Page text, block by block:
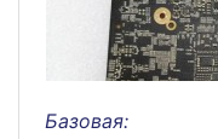
Базовая: